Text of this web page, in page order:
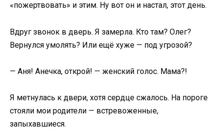
«пожертвовать» и этим. Ну вот он и настал, этот день.
Вдруг звонок в дверь. Я замерла. Кто там? Олег?
Вернулся умолять? Или ещё хуже — под угрозой?
— Аня! Анечка, открой! — женский голос. Мама?!
Я метнулась к двери, хотя сердце сжалось. На пороге
стояли мои родители — встревоженные,
запыхавшиеся.